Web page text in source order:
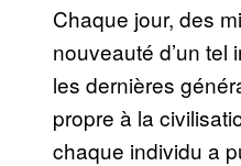
Chaque jour, des
nouveauté d’un
les dernières
propre à la
chaque individu a